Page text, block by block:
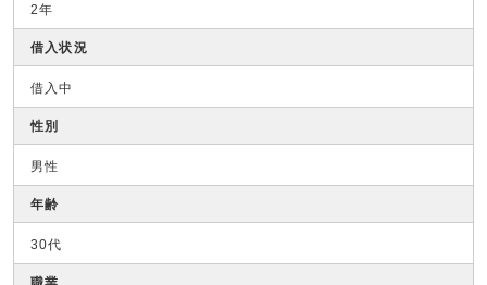
2年
借入状況
借入中
性別
男性
年齢
30代